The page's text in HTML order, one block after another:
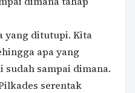
yang ditutupi. Kita
apa yang
sampai dimana.
serentak